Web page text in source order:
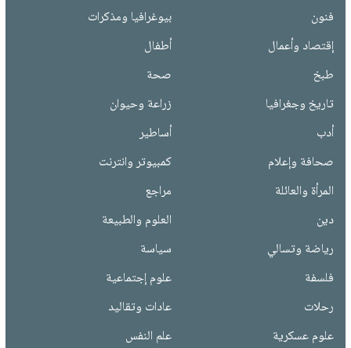
فنون
بيوغرافيا ومذكرات
إقتصاد وأعمال
أطفال
طبخ
صحة
تاريخ وجغرافيا
زراعة وحيوان
أدب
أساطير
صحافة وإعلام
كمبيوتر وانترنت
المرأة والعائلة
مراجع
دين
العلوم والطبيعة
رياضة وتسالي
سياسة
فلسفة
علوم إجتماعية
رحلات
عادات وتقاليد
علوم عسكرية
علم النفس